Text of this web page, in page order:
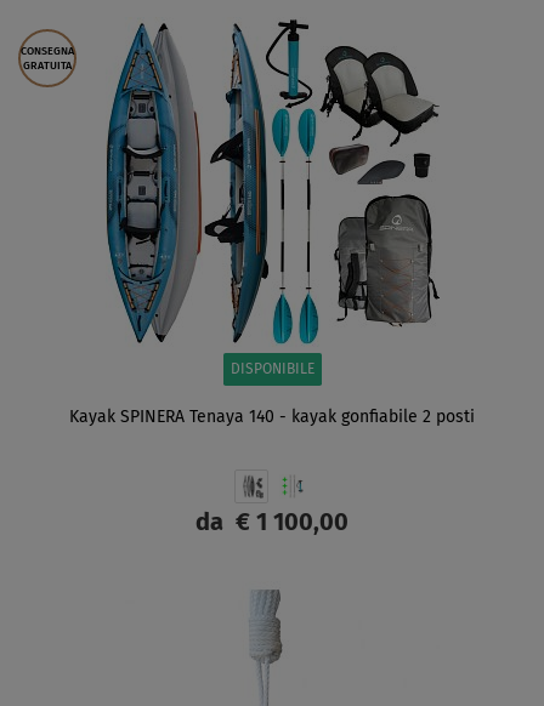
SCHERMO
CONSEGNA
GRATUITA
DISPONIBILE
Kayak SPINERA Tenaya 140 - kayak gonfiabile 2 posti
da € 1 100,00